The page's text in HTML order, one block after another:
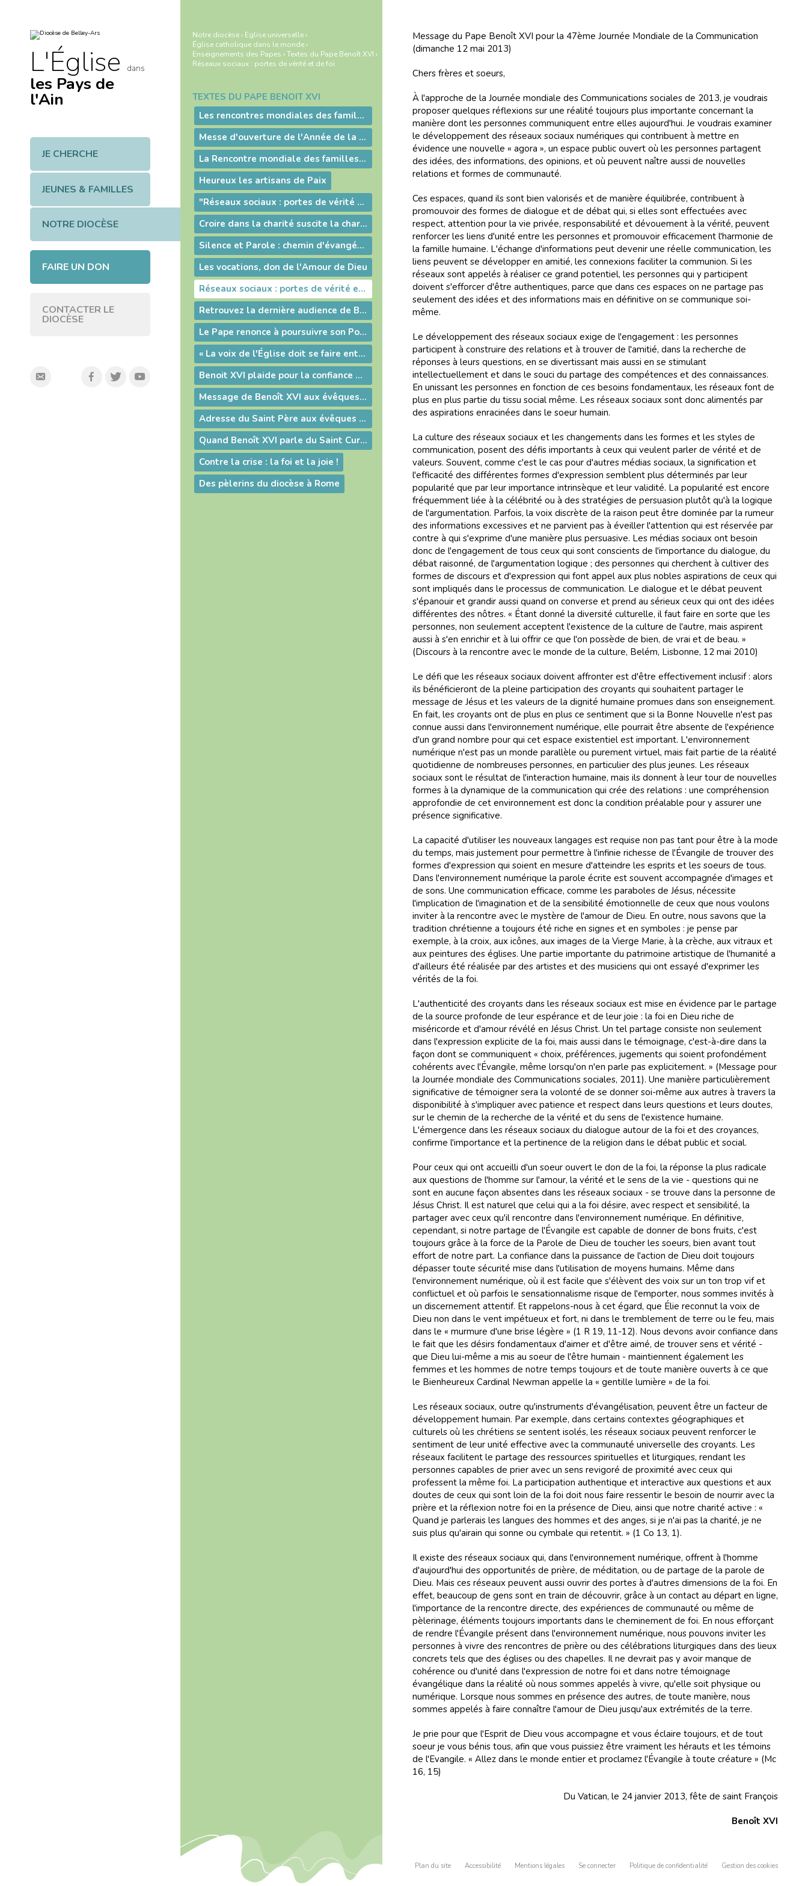
L'Église dans
les Pays de
l'Ain
JE CHERCHE
JEUNES & FAMILLES
NOTRE DIOCÈSE
FAIRE UN DON
CONTACTER LE
DIOCÈSE
Message du Pape Benoît XVI pour la 47ème Journée Mondiale de la Communication
(dimanche 12 mai 2013)
Chers frères et soeurs,
À l'approche de la Journée mondiale des Communications sociales de 2013, je voudrais
proposer quelques réflexions sur une réalité toujours plus importante concernant la
manière dont les personnes communiquent entre elles aujourd'hui. Je voudrais examiner
le développement des réseaux sociaux numériques qui contribuent à mettre en
évidence une nouvelle « agora », un espace public ouvert où les personnes partagent
des idées, des informations, des opinions, et où peuvent naître aussi de nouvelles
relations et formes de communauté.
Ces espaces, quand ils sont bien valorisés et de manière équilibrée, contribuent à
promouvoir des formes de dialogue et de débat qui, si elles sont effectuées avec
respect, attention pour la vie privée, responsabilité et dévouement à la vérité, peuvent
renforcer les liens d'unité entre les personnes et promouvoir efficacement l'harmonie de
la famille humaine. L'échange d'informations peut devenir une réelle communication, les
liens peuvent se développer en amitié, les connexions faciliter la communion. Si les
réseaux sont appelés à réaliser ce grand potentiel, les personnes qui y participent
doivent s'efforcer d'être authentiques, parce que dans ces espaces on ne partage pas
seulement des idées et des informations mais en définitive on se communique soi-
même.
Le développement des réseaux sociaux exige de l'engagement : les personnes
participent à construire des relations et à trouver de l'amitié, dans la recherche de
réponses à leurs questions, en se divertissant mais aussi en se stimulant
intellectuellement et dans le souci du partage des compétences et des connaissances.
En unissant les personnes en fonction de ces besoins fondamentaux, les réseaux font de
plus en plus partie du tissu social même. Les réseaux sociaux sont donc alimentés par
des aspirations enracinées dans le soeur humain.
La culture des réseaux sociaux et les changements dans les formes et les styles de
communication, posent des défis importants à ceux qui veulent parler de vérité et de
valeurs. Souvent, comme c'est le cas pour d'autres médias sociaux, la signification et
l'efficacité des différentes formes d'expression semblent plus déterminés par leur
popularité que par leur importance intrinsèque et leur validité. La popularité est encore
fréquemment liée à la célébrité ou à des stratégies de persuasion plutôt qu'à la logique
de l'argumentation. Parfois, la voix discrète de la raison peut être dominée par la rumeur
des informations excessives et ne parvient pas à éveiller l'attention qui est réservée par
contre à qui s'exprime d'une manière plus persuasive. Les médias sociaux ont besoin
donc de l'engagement de tous ceux qui sont conscients de l'importance du dialogue, du
débat raisonné, de l'argumentation logique ; des personnes qui cherchent à cultiver des
formes de discours et d'expression qui font appel aux plus nobles aspirations de ceux qui
sont impliqués dans le processus de communication. Le dialogue et le débat peuvent
s'épanouir et grandir aussi quand on converse et prend au sérieux ceux qui ont des idées
différentes des nôtres. « Étant donné la diversité culturelle, il faut faire en sorte que les
personnes, non seulement acceptent l'existence de la culture de l'autre, mais aspirent
aussi à s'en enrichir et à lui offrir ce que l'on possède de bien, de vrai et de beau. »
(Discours à la rencontre avec le monde de la culture, Belém, Lisbonne, 12 mai 2010)
Le défi que les réseaux sociaux doivent affronter est d'être effectivement inclusif : alors
ils bénéficieront de la pleine participation des croyants qui souhaitent partager le
message de Jésus et les valeurs de la dignité humaine promues dans son enseignement.
En fait, les croyants ont de plus en plus ce sentiment que si la Bonne Nouvelle n'est pas
connue aussi dans l'environnement numérique, elle pourrait être absente de l'expérience
d'un grand nombre pour qui cet espace existentiel est important. L'environnement
numérique n'est pas un monde parallèle ou purement virtuel, mais fait partie de la réalité
quotidienne de nombreuses personnes, en particulier des plus jeunes. Les réseaux
sociaux sont le résultat de l'interaction humaine, mais ils donnent à leur tour de nouvelles
formes à la dynamique de la communication qui crée des relations : une compréhension
approfondie de cet environnement est donc la condition préalable pour y assurer une
présence significative.
La capacité d'utiliser les nouveaux langages est requise non pas tant pour être à la mode
du temps, mais justement pour permettre à l'infinie richesse de l'Évangile de trouver des
formes d'expression qui soient en mesure d'atteindre les esprits et les soeurs de tous.
Dans l'environnement numérique la parole écrite est souvent accompagnée d'images et
de sons. Une communication efficace, comme les paraboles de Jésus, nécessite
l'implication de l'imagination et de la sensibilité émotionnelle de ceux que nous voulons
inviter à la rencontre avec le mystère de l'amour de Dieu. En outre, nous savons que la
tradition chrétienne a toujours été riche en signes et en symboles : je pense par
exemple, à la croix, aux icônes, aux images de la Vierge Marie, à la crèche, aux vitraux et
aux peintures des églises. Une partie importante du patrimoine artistique de l'humanité a
d'ailleurs été réalisée par des artistes et des musiciens qui ont essayé d'exprimer les
vérités de la foi.
L'authenticité des croyants dans les réseaux sociaux est mise en évidence par le partage
de la source profonde de leur espérance et de leur joie : la foi en Dieu riche de
miséricorde et d'amour révélé en Jésus Christ. Un tel partage consiste non seulement
dans l'expression explicite de la foi, mais aussi dans le témoignage, c'est-à-dire dans la
façon dont se communiquent « choix, préférences, jugements qui soient profondément
cohérents avec l'Évangile, même lorsqu'on n'en parle pas explicitement. » (Message pour
la Journée mondiale des Communications sociales, 2011). Une manière particulièrement
significative de témoigner sera la volonté de se donner soi-même aux autres à travers la
disponibilité à s'impliquer avec patience et respect dans leurs questions et leurs doutes,
sur le chemin de la recherche de la vérité et du sens de l'existence humaine.
L'émergence dans les réseaux sociaux du dialogue autour de la foi et des croyances,
confirme l'importance et la pertinence de la religion dans le débat public et social.
Pour ceux qui ont accueilli d'un soeur ouvert le don de la foi, la réponse la plus radicale
aux questions de l'homme sur l'amour, la vérité et le sens de la vie - questions qui ne
sont en aucune façon absentes dans les réseaux sociaux - se trouve dans la personne de
Jésus Christ. Il est naturel que celui qui a la foi désire, avec respect et sensibilité, la
partager avec ceux qu'il rencontre dans l'environnement numérique. En définitive,
cependant, si notre partage de l'Évangile est capable de donner de bons fruits, c'est
toujours grâce à la force de la Parole de Dieu de toucher les soeurs, bien avant tout
effort de notre part. La confiance dans la puissance de l'action de Dieu doit toujours
dépasser toute sécurité mise dans l'utilisation de moyens humains. Même dans
l'environnement numérique, où il est facile que s'élèvent des voix sur un ton trop vif et
conflictuel et où parfois le sensationnalisme risque de l'emporter, nous sommes invités à
un discernement attentif. Et rappelons-nous à cet égard, que Élie reconnut la voix de
Dieu non dans le vent impétueux et fort, ni dans le tremblement de terre ou le feu, mais
dans le « murmure d'une brise légère » (1 R 19, 11-12). Nous devons avoir confiance dans
le fait que les désirs fondamentaux d'aimer et d'être aimé, de trouver sens et vérité -
que Dieu lui-même a mis au soeur de l'être humain - maintiennent également les
femmes et les hommes de notre temps toujours et de toute manière ouverts à ce que
le Bienheureux Cardinal Newman appelle la « gentille lumière » de la foi.
Les réseaux sociaux, outre qu'instruments d'évangélisation, peuvent être un facteur de
développement humain. Par exemple, dans certains contextes géographiques et
culturels où les chrétiens se sentent isolés, les réseaux sociaux peuvent renforcer le
sentiment de leur unité effective avec la communauté universelle des croyants. Les
réseaux facilitent le partage des ressources spirituelles et liturgiques, rendant les
personnes capables de prier avec un sens revigoré de proximité avec ceux qui
professent la même foi. La participation authentique et interactive aux questions et aux
doutes de ceux qui sont loin de la foi doit nous faire ressentir le besoin de nourrir avec la
prière et la réflexion notre foi en la présence de Dieu, ainsi que notre charité active : «
Quand je parlerais les langues des hommes et des anges, si je n'ai pas la charité, je ne
suis plus qu'airain qui sonne ou cymbale qui retentit. » (1 Co 13, 1).
Il existe des réseaux sociaux qui, dans l'environnement numérique, offrent à l'homme
d'aujourd'hui des opportunités de prière, de méditation, ou de partage de la parole de
Dieu. Mais ces réseaux peuvent aussi ouvrir des portes à d'autres dimensions de la foi. En
effet, beaucoup de gens sont en train de découvrir, grâce à un contact au départ en ligne,
l'importance de la rencontre directe, des expériences de communauté ou même de
pèlerinage, éléments toujours importants dans le cheminement de foi. En nous efforçant
de rendre l'Évangile présent dans l'environnement numérique, nous pouvons inviter les
personnes à vivre des rencontres de prière ou des célébrations liturgiques dans des lieux
concrets tels que des églises ou des chapelles. Il ne devrait pas y avoir manque de
cohérence ou d'unité dans l'expression de notre foi et dans notre témoignage
évangélique dans la réalité où nous sommes appelés à vivre, qu'elle soit physique ou
numérique. Lorsque nous sommes en présence des autres, de toute manière, nous
sommes appelés à faire connaître l'amour de Dieu jusqu'aux extrémités de la terre.
Je prie pour que l'Esprit de Dieu vous accompagne et vous éclaire toujours, et de tout
soeur je vous bénis tous, afin que vous puissiez être vraiment les hérauts et les témoins
de l'Evangile. « Allez dans le monde entier et proclamez l'Évangile à toute créature » (Mc
16, 15)
Du Vatican, le 24 janvier 2013, fête de saint François
Benoît XVI
Notre diocèse › Eglise universelle ›
Église catholique dans le monde ›
Enseignements des Papes ›Textes du Pape Benoît XVI ›
Réseaux sociaux : portes de vérité et de foi
Navigation
TEXTES DU PAPE BENOÎT XVI
Les rencontres mondiales des familles à Milan
Messe d'ouverture de l'Année de la foi
La Rencontre mondiale des familles à Milan
Heureux les artisans de Paix
"Réseaux sociaux : portes de vérité et de foi ; nouveaux espaces pour l'évangélisation"
Croire dans la charité suscite la charité
Silence et Parole : chemin d'évangélisation
Les vocations, don de l'Amour de Dieu
Réseaux sociaux : portes de vérité et de foi
Retrouvez la dernière audience de Benoît XVI à Rome
Le Pape renonce à poursuivre son Pontificat
« La voix de l'Église doit se faire entendre sans relâche. »
Benoit XVI plaide pour la confiance et la coexistence civile en Irak
Message de Benoît XVI aux évêques du Sud-Est
Adresse du Saint Père aux évêques des provinces de l'Ouest
Quand Benoît XVI parle du Saint Curé d'Ars
Contre la crise : la foi et la joie !
Des pèlerins du diocèse à Rome
Plan du site Accessibilité Mentions légales Se connecter Politique de confidentialité Gestion des cookies